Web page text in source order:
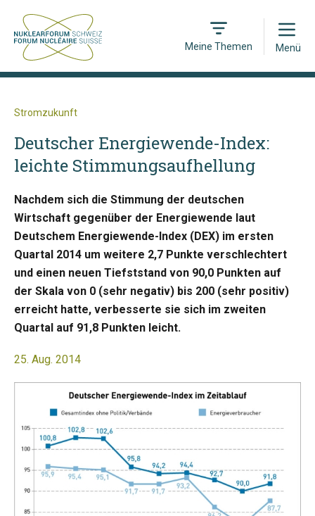
Meine Themen
Open
Menü
Stromzukunft
Deutscher Energiewende-Index:
leichte Stimmungsaufhellung
Nachdem sich die Stimmung der deutschen
Wirtschaft gegenüber der Energiewende laut
Deutschem Energiewende-Index (DEX) im ersten
Quartal 2014 um weitere 2,7 Punkte verschlechtert
und einen neuen Tiefststand von 90,0 Punkten auf
der Skala von 0 (sehr negativ) bis 200 (sehr positiv)
erreicht hatte, verbesserte sie sich im zweiten
Quartal auf 91,8 Punkten leicht.
25. Aug. 2014